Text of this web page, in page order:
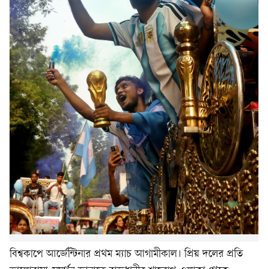
বিশ্বকাপে আর্জেন্টিনার প্রথম ম্যাচ আগামীকাল। প্রিয় দলের প্রতি